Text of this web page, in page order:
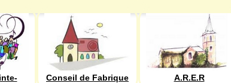
Conseil de Fabrique A.R.E.R